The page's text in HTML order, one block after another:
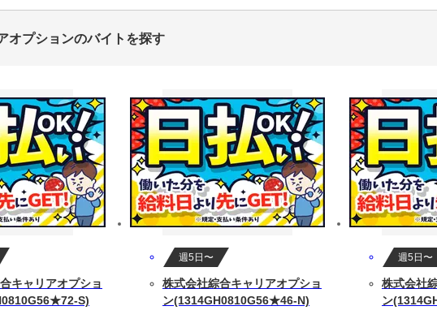
オプションのバイトを探す
キャリアオプショ
S)
週5日〜
株式会社綜合キャリアオプショ
ン(1314GH0810G56★46-N)
週5日〜
株式会社
ン